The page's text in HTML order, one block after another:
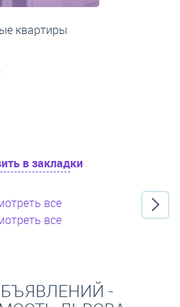
квартиры
в закладки
все
все
-